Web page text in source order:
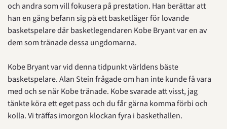
och andra som vill fokusera på prestation. Han berättar att
han en gång befann sig på ett basketläger för lovande
basketspelare där basketlegendaren Kobe Bryant var en av
dem som tränade dessa ungdomarna.
Kobe Bryant var vid denna tidpunkt världens bäste
basketspelare. Alan Stein frågade om han inte kunde få vara
med och se när Kobe tränade. Kobe svarade att visst, jag
tänkte köra ett eget pass och du får gärna komma förbi och
kolla. Vi träffas imorgon klockan fyra i baskethallen.